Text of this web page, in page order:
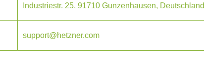
Industriestr. 25, 91710 Gunzenhausen, Deutschland
support@hetzner.com